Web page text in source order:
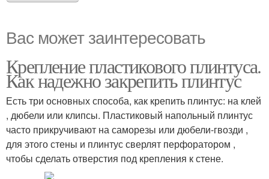
Вас может заинтересовать
Крепление пластикового плинтуса.
Как надежно закрепить плинтус
Есть три основных способа, как крепить плинтус: на клей
, дюбели или клипсы. Пластиковый напольный плинтус
часто прикручивают на саморезы или дюбели-гвозди ,
для этого стены и плинтус сверлят перфоратором ,
чтобы сделать отверстия под крепления к стене.